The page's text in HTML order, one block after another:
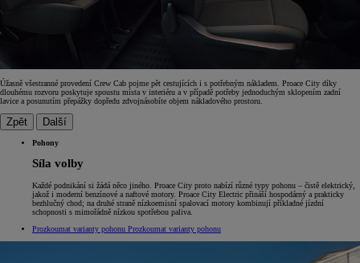
Úžasně všestranné provedení Crew Cab pojme pět cestujících i s potřebným nákladem. Proace City díky
dlouhému rozvoru poskytuje spoustu místa v interiéru a v případě potřeby jednoduchým sklopením zadní
lavice a posunutím přepážky dopředu zdvojnásobíte objem nákladového prostoru.
Zpět Další
Pohony
Síla volby
Každé podnikání si žádá něco jiného. Proace City proto nabízí různé typy pohonu – čistě elektrický,
jakož i moderní benzínové a naftové motory. Proace City Electric přináší hospodárný a prakticky
bezhlučný chod; na druhé straně nízkoemisní spalovací motory kombinují příkladné jízdní
schopnosti s mimořádně nízkou spotřebou paliva.
Prozkoumat varianty pohonu Prozkoumat varianty pohonu